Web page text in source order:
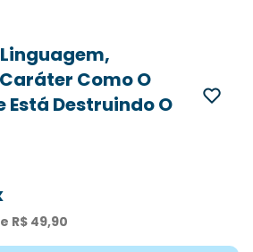
Como O
Destruindo O
R$ 49,90